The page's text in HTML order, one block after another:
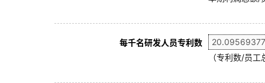
每千名研发人员专利数
（专利数/员